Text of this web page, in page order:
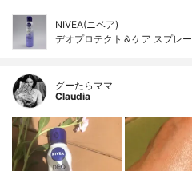
NIVEA(ニベア)
デオプロテクト＆ケア スプレー
グーたらママ
Claudia